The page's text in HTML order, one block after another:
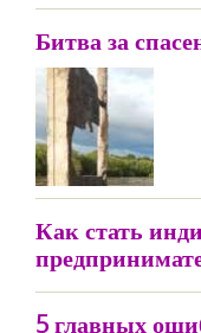
Битва за
Как стать
5 главных